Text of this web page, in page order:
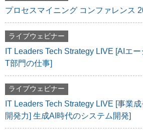
プロセスマイニング コンファレンス
ライブウェビナー
IT Leaders Tech Strategy LIVE [AIエ
T部門の仕事]
ライブウェビナー
IT Leaders Tech Strategy LIVE [事業
開発力] 生成AI時代のシステム開発]